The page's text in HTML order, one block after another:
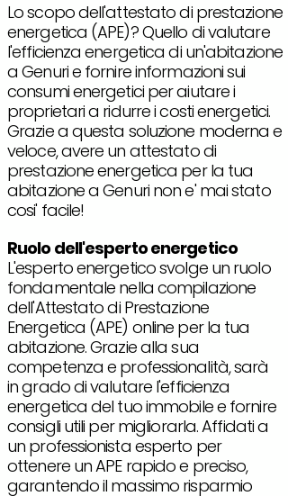
Lo scopo dell'attestato di prestazione
energetica (APE)? Quello di valutare
l'efficienza energetica di un'abitazione
a Genuri e fornire informazioni sui
consumi energetici per aiutare i
proprietari a ridurre i costi energetici.
Grazie a questa soluzione moderna e
veloce, avere un attestato di
prestazione energetica per la tua
abitazione a Genuri non e' mai stato
cosi' facile!
Ruolo dell'esperto energetico
L'esperto energetico svolge un ruolo
fondamentale nella compilazione
dell'Attestato di Prestazione
Energetica (APE) online per la tua
abitazione. Grazie alla sua
competenza e professionalità, sarà
in grado di valutare l'efficienza
energetica del tuo immobile e fornire
consigli utili per migliorarla. Affidati a
un professionista esperto per
ottenere un APE rapido e preciso,
garantendo il massimo risparmio